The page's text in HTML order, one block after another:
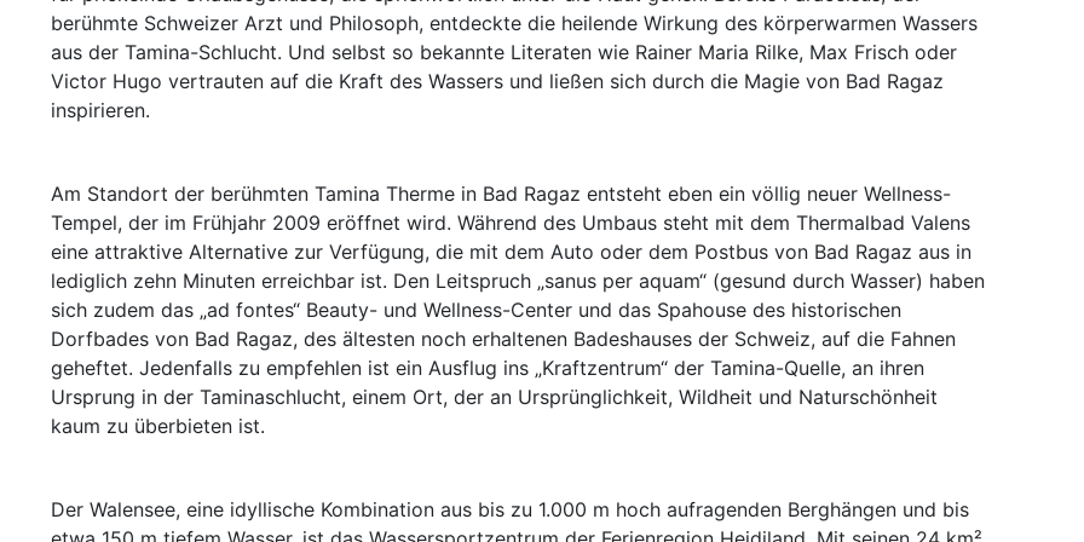
berühmte Schweizer Arzt und Philosoph, entdeckte die heilende Wirkung des körperwarmen Wassers
aus der Tamina-Schlucht. Und selbst so bekannte Literaten wie Rainer Maria Rilke, Max Frisch oder
Victor Hugo vertrauten auf die Kraft des Wassers und ließen sich durch die Magie von Bad Ragaz
inspirieren.
Am Standort der berühmten Tamina Therme in Bad Ragaz entsteht eben ein völlig neuer Wellness-
Tempel, der im Frühjahr 2009 eröffnet wird. Während des Umbaus steht mit dem Thermalbad Valens
eine attraktive Alternative zur Verfügung, die mit dem Auto oder dem Postbus von Bad Ragaz aus in
lediglich zehn Minuten erreichbar ist. Den Leitspruch „sanus per aquam“ (gesund durch Wasser) haben
sich zudem das „ad fontes“ Beauty- und Wellness-Center und das Spahouse des historischen
Dorfbades von Bad Ragaz, des ältesten noch erhaltenen Badeshauses der Schweiz, auf die Fahnen
geheftet. Jedenfalls zu empfehlen ist ein Ausflug ins „Kraftzentrum“ der Tamina-Quelle, an ihren
Ursprung in der Taminaschlucht, einem Ort, der an Ursprünglichkeit, Wildheit und Naturschönheit
kaum zu überbieten ist.
Der Walensee, eine idyllische Kombination aus bis zu 1.000 m hoch aufragenden Berghängen und bis